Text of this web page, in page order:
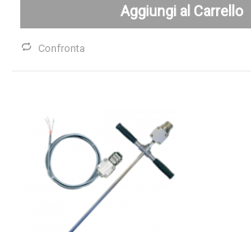
Aggiungi al Carrello
Confronta